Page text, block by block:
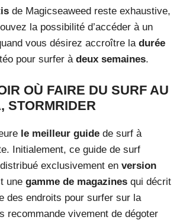
de Magicseaweed reste exhaustive,
la possibilité d’accéder à un
vous désirez accroître la durée
pour surfer à deux semaines.
OÙ FAIRE DU SURF AU
STORMRIDER
le meilleur guide de surf à
Initialement, ce guide de surf
exclusivement en version
une gamme de magazines qui décrit
des endroits pour surfer sur la
recommande vivement de dégoter